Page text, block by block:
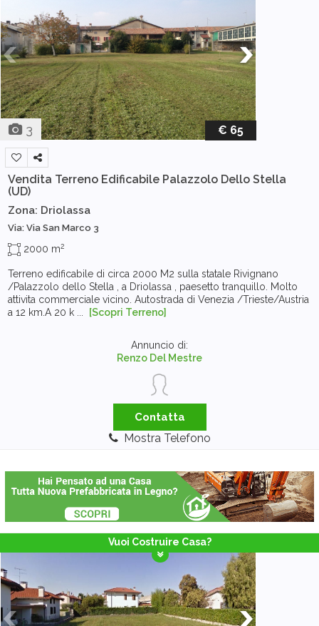
3 € 65
Vendita Terreno Edificabile Palazzolo Dello Stella
(UD)
Zona: Driolassa
Via: Via San Marco 3
2000 m2
Terreno edificabile di circa 2000 M2 sulla statale Rivignano
/Palazzolo dello Stella , a Driolassa , paesetto tranquillo. Molto
attivita commerciale vicino. Autostrada di Venezia /Trieste/Austria
a 12 km.A 20 k ...
[Scopri Terreno]
Annuncio di:
Renzo Del Mestre
Contatta
Mostra Telefono
Vuoi Costruire Casa?